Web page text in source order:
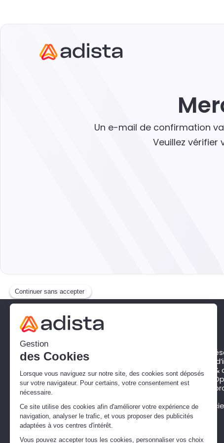
Un e-mail de confirmation
Veuillez
Connectivité &
Cloud & services
Communication &
Conteneurs,
Cybersécurité &
Intelligence